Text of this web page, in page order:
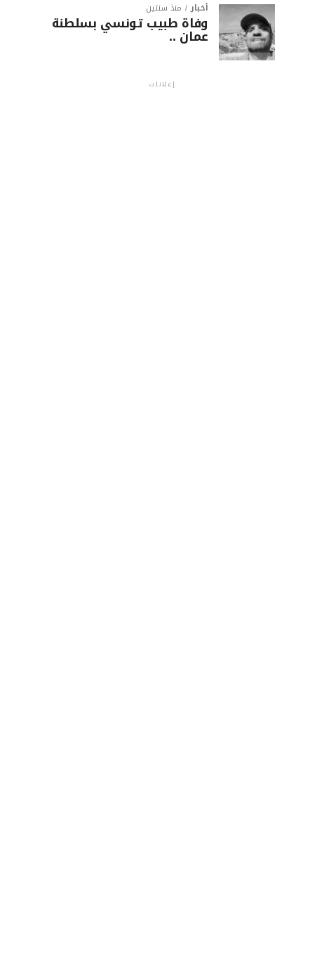
أخبار منذ سنتين
وفاة طبيب تونسي بسلطنة
عمان ..
إعلانات